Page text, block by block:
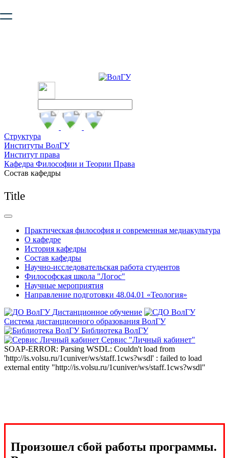
безопасную работу с сайтом. Пожалуйста
Структура
Институты ВолГУ
Институт права
Кафедра Философии и Теории Права
Состав кафедры
Title
Практическая философия и современная медиакультура
О кафедре
История кафедры
Состав кафедры
Научно-исследовательская работа студентов
Философская школа "Логос"
Научные мероприятия
Направление подготовки 48.04.01 «Теология»
Дистанционное обучение
Система дистанционного образования ВолГУ
Библиотека ВолГУ
Сервис "Личный кабинет"
SOAP-ERROR: Parsing WSDL: Couldn't load from
'http://is.volsu.ru/1cuniver/ws/staff.1cws?wsdl' : failed to load
external entity "http://is.volsu.ru/1cuniver/ws/staff.1cws?wsdl"
Произошел сбой работы программы.